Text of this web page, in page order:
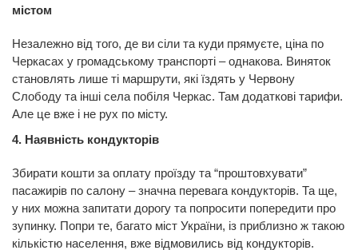
містом
Незалежно від того, де ви сіли та куди прямуєте, ціна по
Черкасах у громадському транспорті – однакова. Виняток
становлять лише ті маршрути, які їздять у Червону
Слободу та інші села побіля Черкас. Там додаткові тарифи.
Але це вже і не рух по місту.
4. Наявність кондукторів
Збирати кошти за оплату проїзду та “проштовхувати”
пасажирів по салону – значна перевага кондукторів. Та ще,
у них можна запитати дорогу та попросити попередити про
зупинку. Попри те, багато міст України, із приблизно ж такою
кількістю населення, вже відмовились від кондукторів.